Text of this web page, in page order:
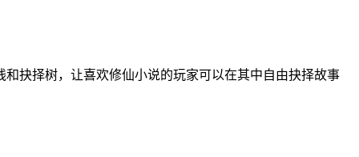
抉择树，让喜欢修仙小说的玩家可以在其中自由抉择故事